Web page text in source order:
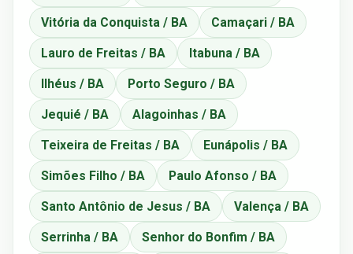
Vitória da Conquista / BA Camaçari / BA
Lauro de Freitas / BA Itabuna / BA
Ilhéus / BA Porto Seguro / BA
Jequié / BA Alagoinhas / BA
Teixeira de Freitas / BA Eunápolis / BA
Simões Filho / BA Paulo Afonso / BA
Santo Antônio de Jesus / BA Valença / BA
Serrinha / BA Senhor do Bonfim / BA